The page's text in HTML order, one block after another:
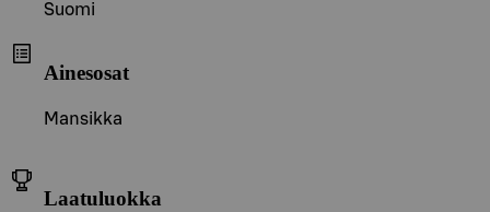
Suomi
Ainesosat
Mansikka
Laatuluokka